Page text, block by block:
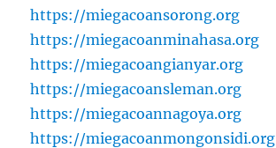
https://miegacoansorong.org
https://miegacoanminahasa.org
https://miegacoangianyar.org
https://miegacoansleman.org
https://miegacoannagoya.org
https://miegacoanmongonsidi.org